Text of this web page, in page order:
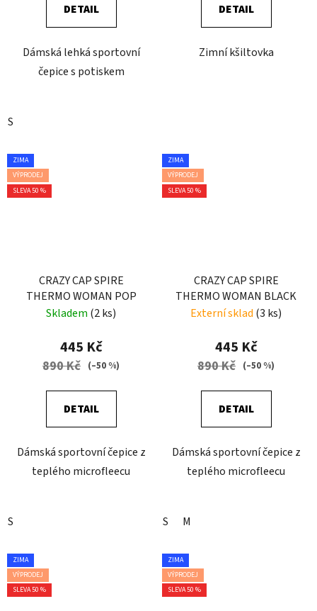
DETAIL
Dámská lehká sportovní
čepice s potiskem
S
DETAIL
Zimní kšiltovka
ZIMA
VÝPRODEJ
SLEVA 50 %
CRAZY CAP SPIRE
THERMO WOMAN POP
Skladem (2 ks)
445 Kč
890 Kč (–50 %)
DETAIL
Dámská sportovní čepice z
teplého microfleecu
S
ZIMA
VÝPRODEJ
SLEVA 50 %
CRAZY CAP SPIRE
THERMO WOMAN BLACK
Externí sklad (3 ks)
445 Kč
890 Kč (–50 %)
DETAIL
Dámská sportovní čepice z
teplého microfleecu
S M
ZIMA
VÝPRODEJ
SLEVA 50 %
ZIMA
VÝPRODEJ
SLEVA 50 %